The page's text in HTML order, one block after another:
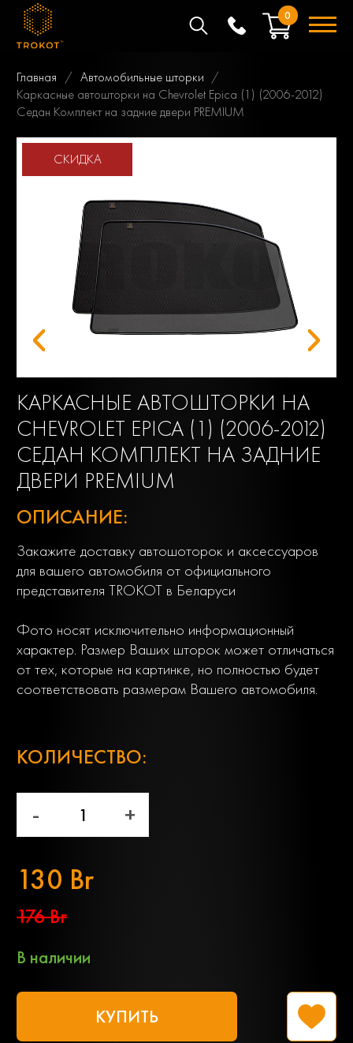
0
Главная
Автомобильные шторки
Каркасные автошторки на Chevrolet Epica (1) (2006-2012)
Седан Комплект на задние двери PREMIUM
КАРКАСНЫЕ АВТОШТОРКИ НА
CHEVROLET EPICA (1) (2006-2012)
СЕДАН КОМПЛЕКТ НА ЗАДНИЕ
ДВЕРИ PREMIUM
СКИДКА
ОПИСАНИЕ:
Закажите доставку автошоторок и аксессуаров
для вашего автомобиля от официального
представителя TROKOT в Беларуси
Фото носят исключительно информационный
характер. Размер Ваших шторок может отличаться
от тех, которые на картинке, но полностью будет
соответствовать размерам Вашего автомобиля.
КОЛИЧЕСТВО:
- +
130 Br
176 Br
В наличии
КУПИТЬ